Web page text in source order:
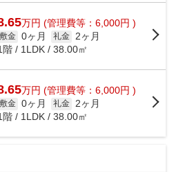
おすす...
万円 (管理費等：6,000円 )
敷金 0ヶ月 礼金 2ヶ月
階 / 1LDK / 38.00㎡
万円 (管理費等：6,000円 )
敷金 0ヶ月 礼金 2ヶ月
階 / 1LDK / 38.00㎡